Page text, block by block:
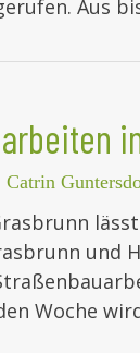
Aus
Catrin
und
Woche